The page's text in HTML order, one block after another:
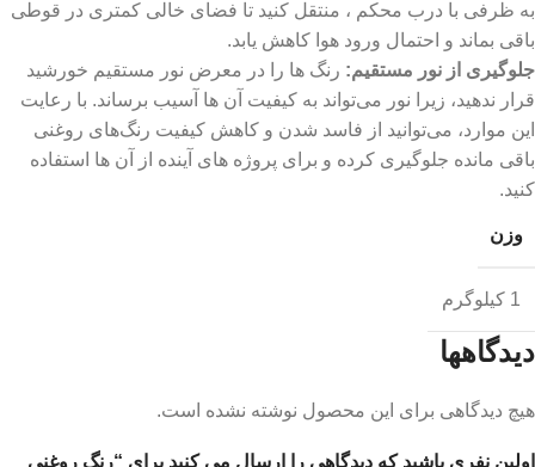
به ظرفی با درب محکم ، منتقل کنید تا فضای خالی کمتری در قوطی
باقی بماند و احتمال ورود هوا کاهش یابد.
جلوگیری از نور مستقیم: رنگ ‌ها را در معرض نور مستقیم خورشید
قرار ندهید، زیرا نور می‌تواند به کیفیت آن ‌ها آسیب برساند. با رعایت
این موارد، می‌توانید از فاسد شدن و کاهش کیفیت رنگ‌های روغنی
باقی ‌مانده جلوگیری کرده و برای پروژه‌ های آینده از آن‌ ها استفاده
کنید.
وزن
1 کیلوگرم
دیدگاهها
هیچ دیدگاهی برای این محصول نوشته نشده است.
اولین نفری باشید که دیدگاهی را ارسال می کنید برای “رنگ روغنی